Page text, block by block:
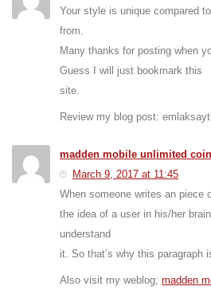
Your style is unique compared
from.
Many thanks for posting when
Guess I will just bookmark this
site.
Review my blog post:
madden mobile unlimited
March 9, 2017 at 11:45
When someone writes an piece
the idea of a user in his/her
understand
it. So that’s why this paragraph
Also visit my weblog; madden